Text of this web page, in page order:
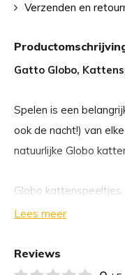
Gatto Globo,
Spelen is een
ook de nacht!) van
natuurlijke Globo
Globo
veel zorg en aandacht
Door het speciale
materiaal kan je kat
Lees meer
Verzenden en
Reviews